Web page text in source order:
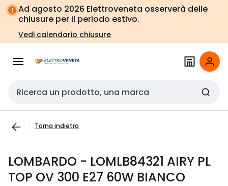
Vai alla
navigazione
Vai
alla
pagina
Ad agosto 2026 Elettroveneta osserverà delle
chiusure per il periodo estivo.
Vedi calendario chiusure
Cerca input
Torna indietro
LOMBARDO - LOMLB84321 AIRY PL
TOP OV 300 E27 60W BIANCO